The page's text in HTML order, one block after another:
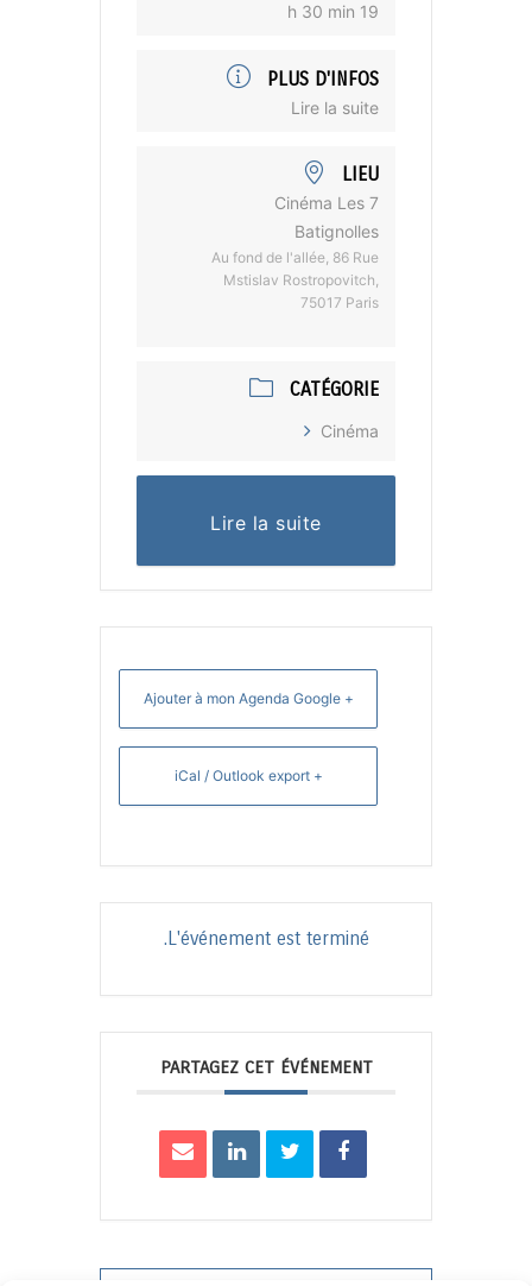
19 h 30 min
PLUS D'INFOS
Lire la suite
LIEU
Cinéma Les 7
Batignolles
Au fond de l'allée, 86 Rue
Mstislav Rostropovitch,
75017 Paris
CATÉGORIE
Cinéma
Lire la suite
+ Ajouter à mon Agenda Google
+ iCal / Outlook export
L'événement est terminé.
PARTAGEZ CET ÉVÉNEMENT